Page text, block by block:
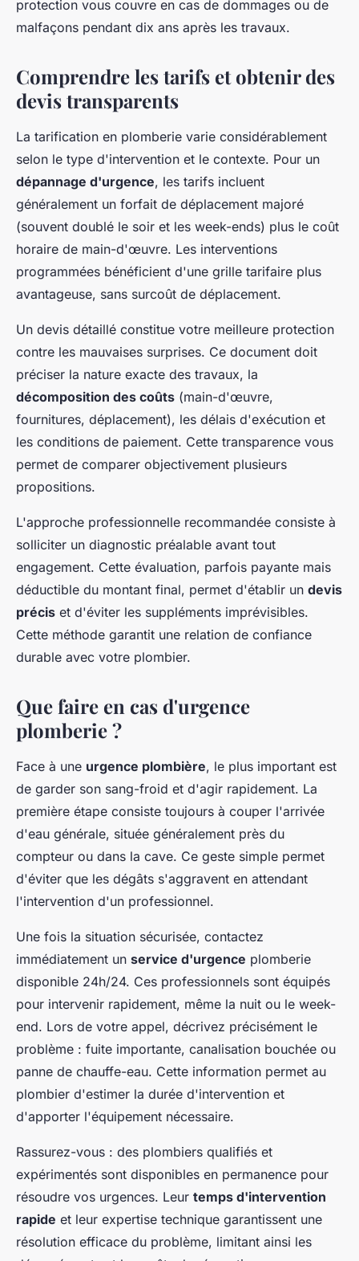
protection vous couvre en cas de dommages ou de
malfaçons pendant dix ans après les travaux.
Comprendre les tarifs et obtenir des
devis transparents
La tarification en plomberie varie considérablement
selon le type d'intervention et le contexte. Pour un
dépannage d'urgence, les tarifs incluent
généralement un forfait de déplacement majoré
(souvent doublé le soir et les week-ends) plus le coût
horaire de main-d'œuvre. Les interventions
programmées bénéficient d'une grille tarifaire plus
avantageuse, sans surcoût de déplacement.
Un devis détaillé constitue votre meilleure protection
contre les mauvaises surprises. Ce document doit
préciser la nature exacte des travaux, la
décomposition des coûts (main-d'œuvre,
fournitures, déplacement), les délais d'exécution et
les conditions de paiement. Cette transparence vous
permet de comparer objectivement plusieurs
propositions.
L'approche professionnelle recommandée consiste à
solliciter un diagnostic préalable avant tout
engagement. Cette évaluation, parfois payante mais
déductible du montant final, permet d'établir un devis
précis et d'éviter les suppléments imprévisibles.
Cette méthode garantit une relation de confiance
durable avec votre plombier.
Que faire en cas d'urgence
plomberie ?
Face à une urgence plombière, le plus important est
de garder son sang-froid et d'agir rapidement. La
première étape consiste toujours à couper l'arrivée
d'eau générale, située généralement près du
compteur ou dans la cave. Ce geste simple permet
d'éviter que les dégâts s'aggravent en attendant
l'intervention d'un professionnel.
Une fois la situation sécurisée, contactez
immédiatement un service d'urgence plomberie
disponible 24h/24. Ces professionnels sont équipés
pour intervenir rapidement, même la nuit ou le week-
end. Lors de votre appel, décrivez précisément le
problème : fuite importante, canalisation bouchée ou
panne de chauffe-eau. Cette information permet au
plombier d'estimer la durée d'intervention et
d'apporter l'équipement nécessaire.
Rassurez-vous : des plombiers qualifiés et
expérimentés sont disponibles en permanence pour
résoudre vos urgences. Leur temps d'intervention
rapide et leur expertise technique garantissent une
résolution efficace du problème, limitant ainsi les